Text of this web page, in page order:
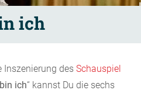
ich
Inszenierung des Schauspiel
ich“ kannst Du die sechs